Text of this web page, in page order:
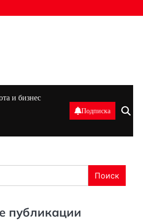
и бизнес
Подписка
Поиск
публикации